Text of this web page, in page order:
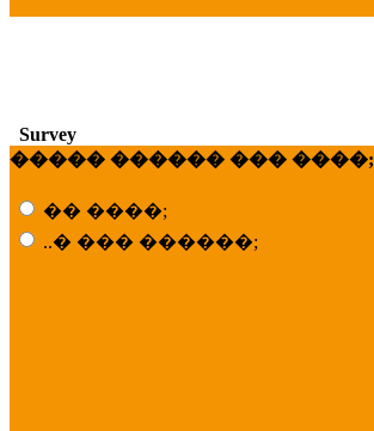
Survey
����� ������ ��� ����;
�� ����;
..� ��� ������;